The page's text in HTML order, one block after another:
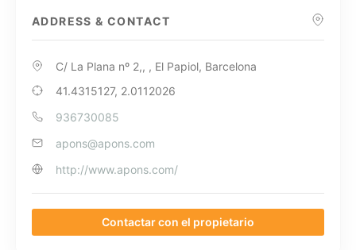
ADDRESS & CONTACT
C/ La Plana nº 2,, , El Papiol, Barcelona
41.4315127, 2.0112026
936730085
apons@apons.com
http://www.apons.com/
Contactar con el propietario